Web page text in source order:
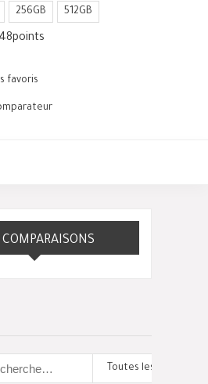
256GB 512GB
points
favoris
COMPARAISONS
Toutes les catégories